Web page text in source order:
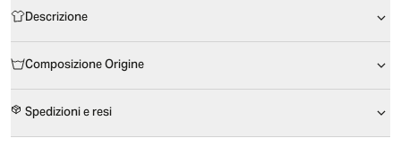
Descrizione
Composizione Origine
Spedizioni e resi